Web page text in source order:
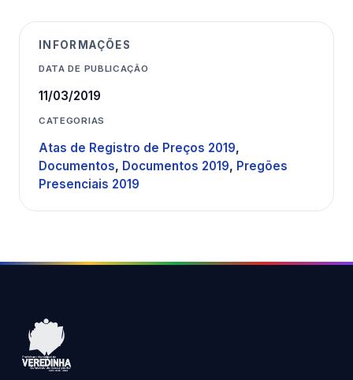
INFORMAÇÕES
DATA DE PUBLICAÇÃO
11/03/2019
CATEGORIAS
Atas de Registro de Preços 2019,
Documentos, Documentos 2019, Pregões
Presenciais 2019